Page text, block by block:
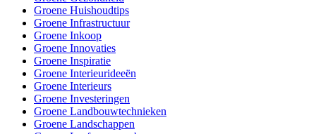
Groene Huishoudtips
Groene Infrastructuur
Groene Inkoop
Groene Innovaties
Groene Inspiratie
Groene Interieurideeën
Groene Interieurs
Groene Investeringen
Groene Landbouwtechnieken
Groene Landschappen